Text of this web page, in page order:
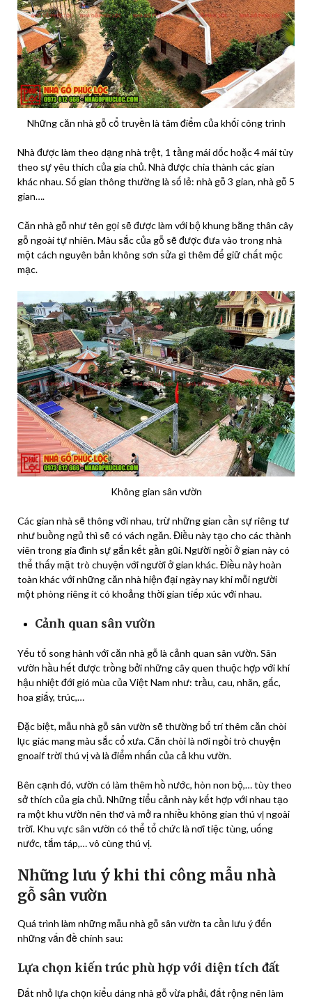
Những căn nhà gỗ cổ truyền là tâm điểm của khối công trình
Nhà được làm theo dạng nhà trệt, 1 tầng mái dốc hoặc 4 mái tùy
theo sự yêu thích của gia chủ. Nhà được chia thành các gian
khác nhau. Số gian thông thường là số lẻ: nhà gỗ 3 gian, nhà gỗ 5
gian….
Căn nhà gỗ như tên gọi sẽ được làm với bộ khung bằng thân cây
gỗ ngoài tự nhiên. Màu sắc của gỗ sẽ được đưa vào trong nhà
một cách nguyên bản không sơn sửa gì thêm để giữ chất mộc
mạc.
Không gian sân vườn
Các gian nhà sẽ thông với nhau, trừ những gian cần sự riêng tư
như buồng ngủ thì sẽ có vách ngăn. Điều này tạo cho các thành
viên trong gia đình sự gắn kết gần gũi. Người ngồi ở gian này có
thể thấy mặt trò chuyện với người ở gian khác. Điều này hoàn
toàn khác với những căn nhà hiện đại ngày nay khi mỗi người
một phòng riêng ít có khoảng thời gian tiếp xúc với nhau.
Cảnh quan sân vườn
Yếu tố song hành với căn nhà gỗ là cảnh quan sân vườn. Sân
vườn hầu hết được trồng bởi những cây quen thuộc hợp với khí
hậu nhiệt đới gió mùa của Việt Nam như: trầu, cau, nhãn, gấc,
hoa giấy, trúc,…
Đặc biệt, mẫu nhà gỗ sân vườn sẽ thường bố trí thêm căn chòi
lục giác mang màu sắc cổ xưa. Căn chòi là nơi ngồi trò chuyện
gnoaif trời thú vị và là điểm nhấn của cả khu vườn.
Bên cạnh đó, vườn có làm thêm hồ nước, hòn non bộ,… tùy theo
sở thích của gia chủ. Những tiểu cảnh này kết hợp với nhau tạo
ra một khu vườn nên thơ và mở ra nhiều không gian thú vị ngoài
trời. Khu vực sân vườn có thể tổ chức là nơi tiệc tùng, uống
nước, tắm táp,… vô cùng thú vị.
Những lưu ý khi thi công mẫu nhà
gỗ sân vườn
Quá trình làm những mẫu nhà gỗ sân vườn ta cần lưu ý đến
những vấn đề chính sau:
Lựa chọn kiến trúc phù hợp với diện tích đất
Đất nhỏ lựa chọn kiểu dáng nhà gỗ vừa phải, đất rộng nên làm